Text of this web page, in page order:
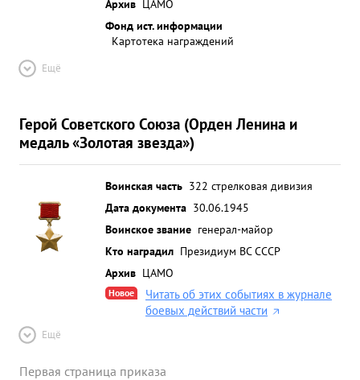
Архив ЦАМО
Фонд ист. информации
Картотека награждений
Ещё
Герой Советского Союза (Орден Ленина и
медаль «Золотая звезда»)
Воинская часть 322 стрелковая дивизия
Дата документа 30.06.1945
Воинское звание генерал-майор
Кто наградил Президиум ВС СССР
Архив ЦАМО
Новое
Читать об этих событиях в журнале
боевых действий части
Ещё
Первая страница приказа